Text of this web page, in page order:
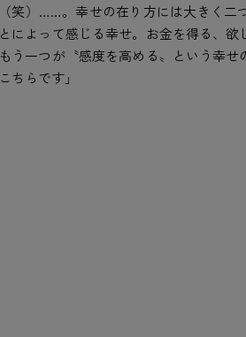
（笑）……。幸せの在り方には大きく二
とによって感じる幸せ。お金を得る、欲
もう一つが〝感度を高める〟という幸
こちらです」